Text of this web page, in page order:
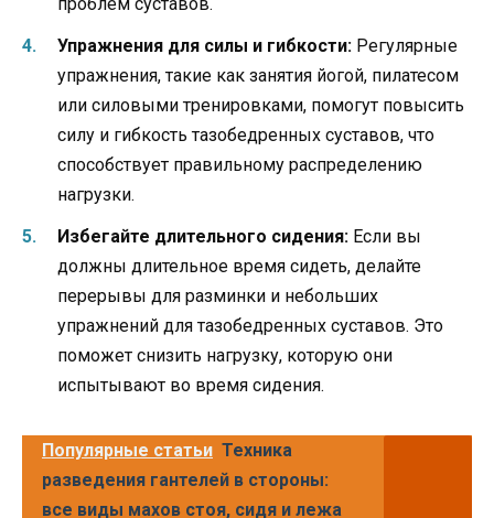
Упражнения для силы и гибкости: Регулярные
упражнения, такие как занятия йогой, пилатесом
или силовыми тренировками, помогут повысить
силу и гибкость тазобедренных суставов, что
способствует правильному распределению
нагрузки.
Избегайте длительного сидения: Если вы
должны длительное время сидеть, делайте
перерывы для разминки и небольших
упражнений для тазобедренных суставов. Это
поможет снизить нагрузку, которую они
испытывают во время сидения.
Популярные статьи Техника
разведения гантелей в стороны:
все виды махов стоя, сидя и лежа